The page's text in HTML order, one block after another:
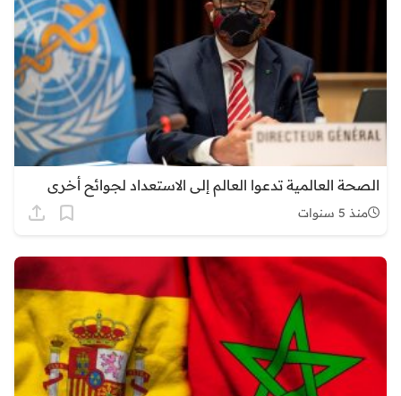
الصحة العالمية تدعوا العالم إلى الاستعداد لجوائح أخرى
منذ 5 سنوات